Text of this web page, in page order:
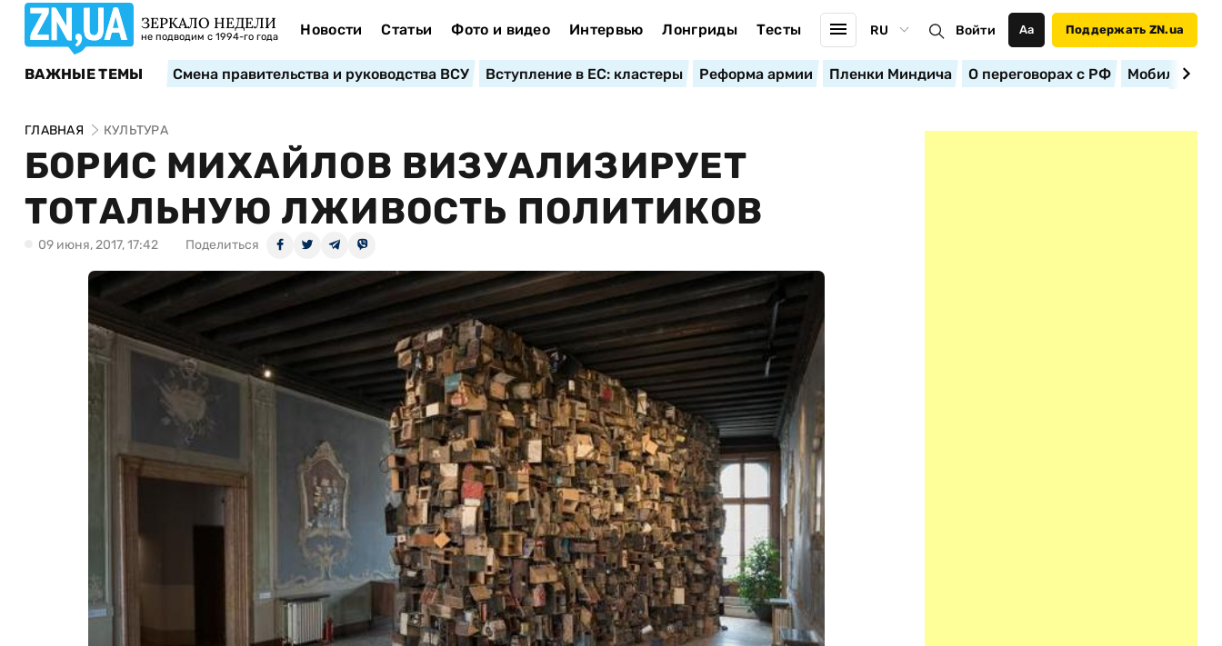
ЗЕРКАЛО НЕДЕЛИ
не подводим с 1994-го года Новости Статьи Фото и видео Интервью Лонгриды Тесты RU Войти Аа Поддержать ZN.ua
ВАЖНЫЕ ТЕМЫ Смена правительства и руководства ВСУ Вступление в ЕС: кластеры Реформа армии Пленки Миндича О переговорах с РФ
ГЛАВНАЯ КУЛЬТУРА
БОРИС МИХАЙЛОВ ВИЗУАЛИЗИРУЕТ
ТОТАЛЬНУЮ ЛЖИВОСТЬ ПОЛИТИКОВ
09 июня, 2017, 17:42 Поделиться